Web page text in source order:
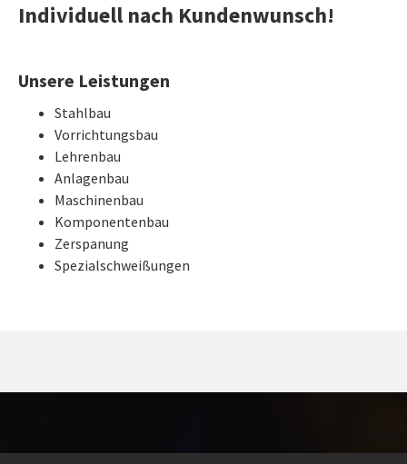
Individuell nach Kundenwunsch!
Unsere Leistungen
Stahlbau
Vorrichtungsbau
Lehrenbau
Anlagenbau
Maschinenbau
Komponentenbau
Zerspanung
Spezialschweißungen